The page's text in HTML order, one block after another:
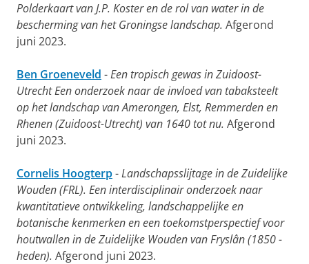
Polderkaart van J.P. Koster en de rol van water in de
bescherming van het Groningse landschap. Afgerond
juni 2023.
Ben Groeneveld -Een tropisch gewas in Zuidoost-
Utrecht Een onderzoek naar de invloed van tabaksteelt
op het landschap van Amerongen, Elst, Remmerden en
Rhenen (Zuidoost-Utrecht) van 1640 tot nu. Afgerond
juni 2023.
Cornelis Hoogterp-Landschapsslijtage in de Zuidelijke
Wouden (FRL). Een interdisciplinair onderzoek naar
kwantitatieve ontwikkeling, landschappelijke en
botanische kenmerken en een toekomstperspectief voor
houtwallen in de Zuidelijke Wouden van Fryslân (1850 -
heden). Afgerond juni 2023.